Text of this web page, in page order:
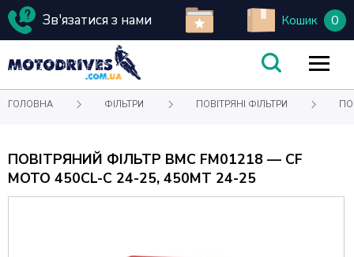
Зв'язатися з нами Кошик 0
ГОЛОВНА ФІЛЬТРИ ПОВІТРЯНІ ФІЛЬТРИ
ПОВІТРЯНИЙ ФІЛЬТР BMC FM01218 — CF
MOTO 450CL-C 24-25, 450MT 24-25